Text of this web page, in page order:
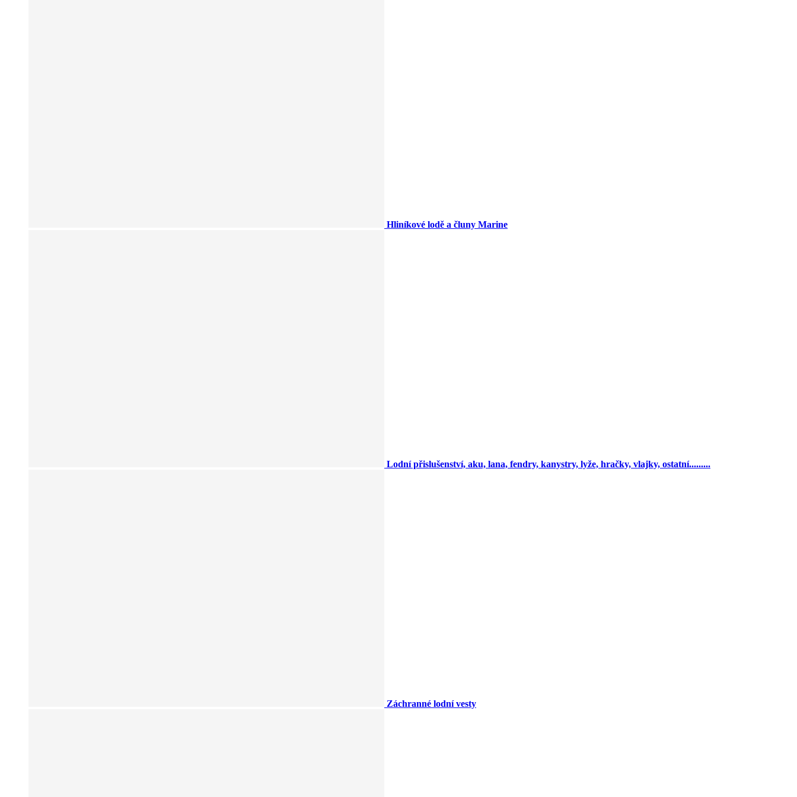
Hliníkové lodě a čluny Marine
Lodní přislušenství, aku, lana, fendry, kanystry, lyže, hračky, vlajky, ostatní.........
Záchranné lodní vesty